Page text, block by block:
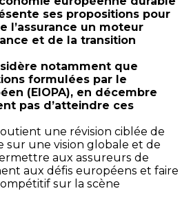
ses propositions pour
l’assurance un moteur
et de la transition
notamment que
formulées par le
(EIOPA), en décembre
pas d’atteindre ces
une révision ciblée de
sur une vision globale et de
aux assureurs de
aux défis européens et faire
sur la scène